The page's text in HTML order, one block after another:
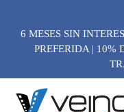
6 MESES SIN
PREFERIDA | 10%